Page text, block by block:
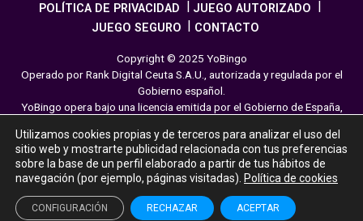
POLÍTICA DE PRIVACIDAD
JUEGO AUTORIZADO
JUEGO SEGURO
CONTACTO
Copyright © 2025 YoBingo
Operado por Rank Digital Ceuta S.A.U., autorizada y regulada por el
Gobierno español.
YoBingo opera bajo una licencia emitida por el Gobierno de España,
responsabilidad en los juegos online. El juego es una forma de
entretenimiento cuya finalidad es ofrecer diversión y emoción a los
jugadores en nuestra página web. Juega con moderación siguiendo
las pautas recomendadas para el juego responsable.
Utilizamos cookies propias y de terceros para analizar el uso del
sitio web y mostrarte publicidad relacionada con tus preferencias
sobre la base de un perfil elaborado a partir de tus hábitos de
navegación (por ejemplo, páginas visitadas). Política de cookies
ACEPTAR
RECHAZAR
CONFIGURACIÓN